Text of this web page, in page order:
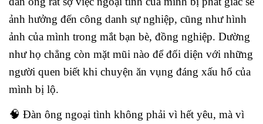
ảnh hưởng đến công danh sự nghiệp, cũng như hình
ảnh của mình trong mắt bạn bè, đồng nghiệp. Dường
như họ chẳng còn mặt mũi nào để đối diện với những
người quen biết khi chuyện ăn vụng đáng xấu hổ của
mình bị lộ.
🧠 Đàn ông ngoại tình không phải vì hết yêu, mà vì